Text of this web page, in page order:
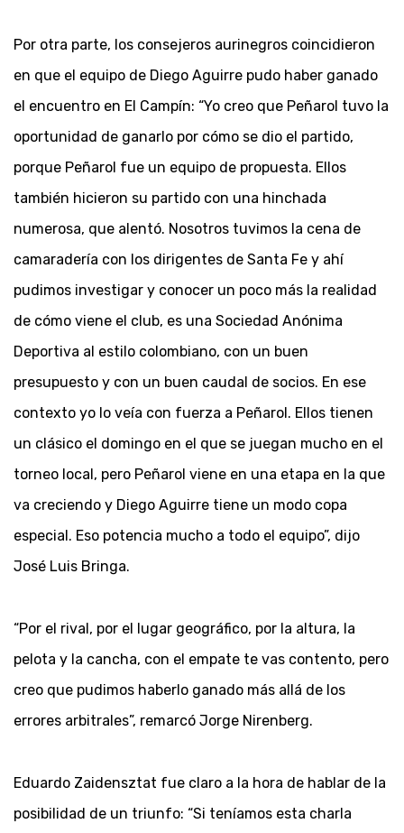
Por otra parte, los consejeros aurinegros coincidieron
en que el equipo de Diego Aguirre pudo haber ganado
el encuentro en El Campín: “Yo creo que Peñarol tuvo la
oportunidad de ganarlo por cómo se dio el partido,
porque Peñarol fue un equipo de propuesta. Ellos
también hicieron su partido con una hinchada
numerosa, que alentó. Nosotros tuvimos la cena de
camaradería con los dirigentes de Santa Fe y ahí
pudimos investigar y conocer un poco más la realidad
de cómo viene el club, es una Sociedad Anónima
Deportiva al estilo colombiano, con un buen
presupuesto y con un buen caudal de socios. En ese
contexto yo lo veía con fuerza a Peñarol. Ellos tienen
un clásico el domingo en el que se juegan mucho en el
torneo local, pero Peñarol viene en una etapa en la que
va creciendo y Diego Aguirre tiene un modo copa
especial. Eso potencia mucho a todo el equipo”, dijo
José Luis Bringa.
“Por el rival, por el lugar geográfico, por la altura, la
pelota y la cancha, con el empate te vas contento, pero
creo que pudimos haberlo ganado más allá de los
errores arbitrales”, remarcó Jorge Nirenberg.
Eduardo Zaidensztat fue claro a la hora de hablar de la
posibilidad de un triunfo: “Si teníamos esta charla